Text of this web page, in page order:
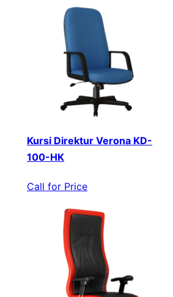
Kursi Direktur Verona KD-
100-HK
Call for Price